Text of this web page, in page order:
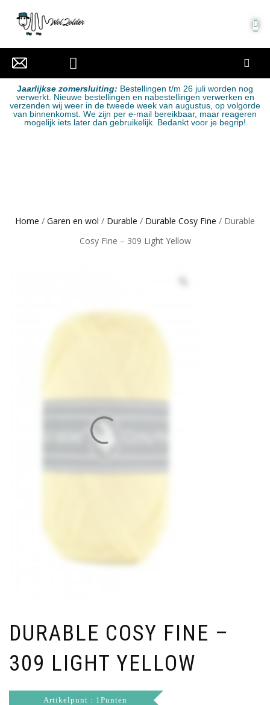
Jaarlijkse zomersluiting: Bestellingen t/m 26 juli worden nog
verwerkt. Nieuwe bestellingen en nabestellingen verwerken en
verzenden wij weer in de tweede week van augustus, op volgorde
van binnenkomst. We zijn per e-mail bereikbaar, maar reageren
mogelijk iets later dan gebruikelijk. Bedankt voor je begrip!
Home / Garen en wol / Durable / Durable Cosy Fine / Durable
Cosy Fine – 309 Light Yellow
DURABLE COSY FINE –
309 LIGHT YELLOW
Artikelpunt : 1Punten